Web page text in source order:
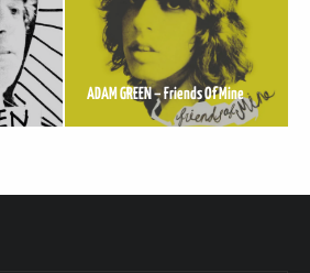
ADAM GREEN – Friends Of Mine